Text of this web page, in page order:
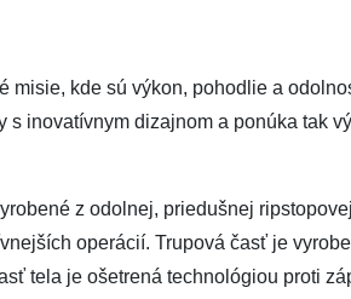
misie, kde sú výkon, pohodlie a
inovatívnym dizajnom a ponúka tak
z odolnej, priedušnej
operácií. Trupová časť je
tela je ošetrená technológiou proti